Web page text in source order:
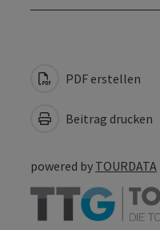
PDF erstellen
Beitrag drucken
powered by TOURDATA